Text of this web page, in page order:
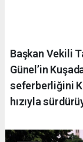
Başkan Vekili
Günel’in
seferberliğini
hızıyla